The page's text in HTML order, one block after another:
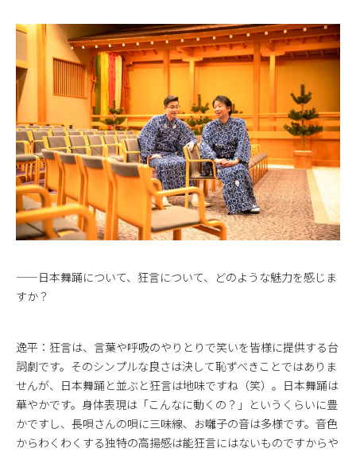
——日本舞踊について、狂言について、どのような魅力を感じま
すか？
逸平：狂言は、言葉や呼吸のやりとりで笑いを皆様に提供する台
詞劇です。そのシンプルな良さは決して恥ずべきことではありま
せんが、日本舞踊と並ぶと狂言は地味ですね（笑）。日本舞踊は
華やかです。身体表現は「こんなに動くの？」というくらいに豊
かですし、長唄さんの唄に三味線、お囃子の音は多様です。音色
からわくわくする独特の高揚感は能狂言にはないものですからや